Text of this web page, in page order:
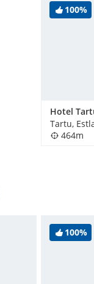
100%
Hotel
Tartu,
464m
100%